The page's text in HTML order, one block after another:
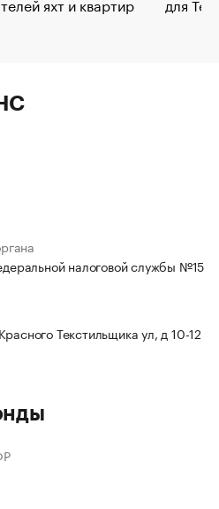
налоговой службы №15
Текстильщика ул, д 10-12